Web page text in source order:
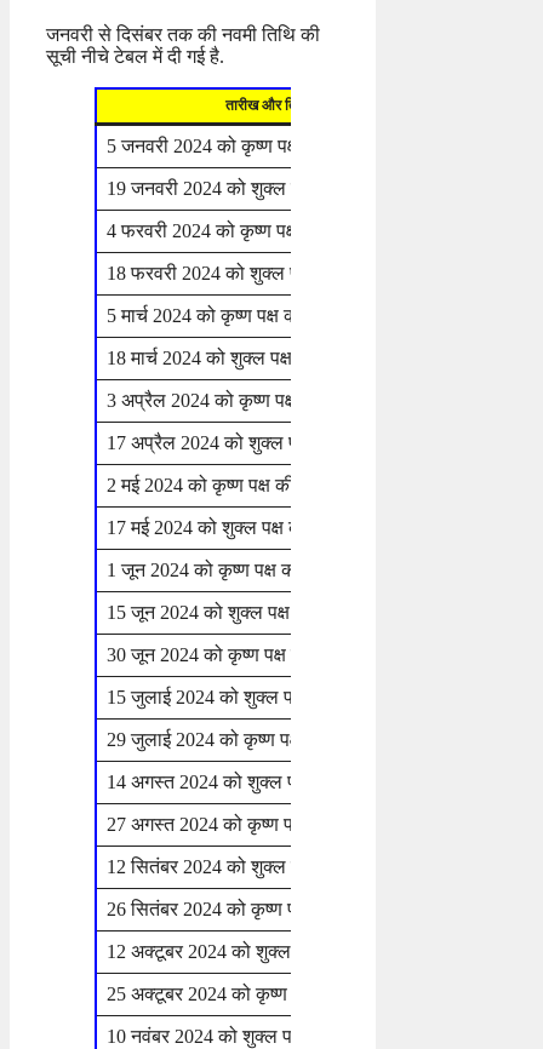
जनवरी से दिसंबर तक की नवमी तिथि की
सूची नीचे टेबल में दी गई है.
तारीख और तिथि
5 जनवरी 2024 को कृष्ण पक्ष की नवमी
19 जनवरी 2024 को शुक्ल पक्ष की नवमी
4 फरवरी 2024 को कृष्ण पक्ष की नवमी
18 फरवरी 2024 को शुक्ल पक्ष की नवमी
5 मार्च 2024 को कृष्ण पक्ष की नवमी व दशमी
18 मार्च 2024 को शुक्ल पक्ष की नवमी
3 अप्रैल 2024 को कृष्ण पक्ष की नवमी
17 अप्रैल 2024 को शुक्ल पक्ष की नवमी
2 मई 2024 को कृष्ण पक्ष की नवमी
17 मई 2024 को शुक्ल पक्ष की नवमी
1 जून 2024 को कृष्ण पक्ष की नवमी व दशमी
15 जून 2024 को शुक्ल पक्ष की नवमी
30 जून 2024 को कृष्ण पक्ष की नवमी
15 जुलाई 2024 को शुक्ल पक्ष की नवमी
29 जुलाई 2024 को कृष्ण पक्ष की नवमी
14 अगस्त 2024 को शुक्ल पक्ष की नवमी
27 अगस्त 2024 को कृष्ण पक्ष की नवमी
12 सितंबर 2024 को शुक्ल पक्ष की नवमी
26 सितंबर 2024 को कृष्ण पक्ष की नवमी
12 अक्टूबर 2024 को शुक्ल पक्ष की नवमी
25 अक्टूबर 2024 को कृष्ण पक्ष की नवमी
10 नवंबर 2024 को शुक्ल पक्ष की नवमी